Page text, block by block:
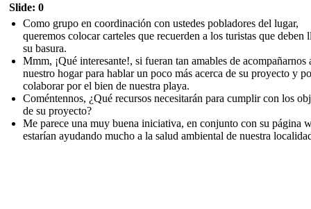
Slide: 0
Como grupo en coordinación con ustedes pobladores del lugar,
queremos colocar carteles que recuerden a los turistas que deben
su basura.
Mmm, ¡Qué interesante!, si fueran tan amables de acompañarnos
nuestro hogar para hablar un poco más acerca de su proyecto y
colaborar por el bien de nuestra playa.
Coméntennos, ¿Qué recursos necesitarán para cumplir con los
de su proyecto?
Me parece una muy buena iniciativa, en conjunto con su página
estarían ayudando mucho a la salud ambiental de nuestra